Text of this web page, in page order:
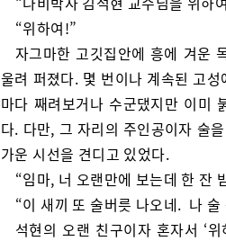
“위하여!”
자그마한 고깃집안에 흥에 겨운
울려 퍼졌다. 몇 번이나 계속된 고
마다 째려보거나 수군댔지만 이미
다. 다만, 그 자리의 주인공이자 술
가운 시선을 견디고 있었다.
“임마, 너 오랜만에 보는데 한 잔
“이 새끼 또 술버릇 나오네. 나
석현의 오랜 친구이자 혼자서 ‘